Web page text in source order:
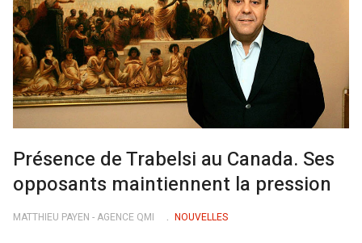
Présence de Trabelsi au Canada. Ses
opposants maintiennent la pression
MATTHIEU PAYEN - AGENCE QMI NOUVELLES